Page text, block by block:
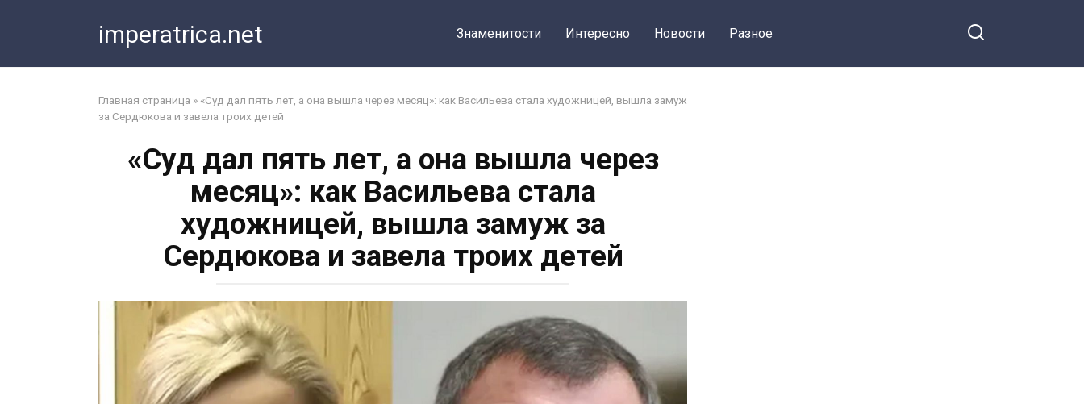
imperatrica.net Знаменитости Интересно Новости Разное
Главная страница » «Суд дал пять лет, а она вышла через месяц»: как Васильева стала художницей, вышла замуж
за Сердюкова и завела троих детей
«Суд дал пять лет, а она вышла через
месяц»: как Васильева стала
художницей, вышла замуж за
Сердюкова и завела троих детей
вышла замуж за